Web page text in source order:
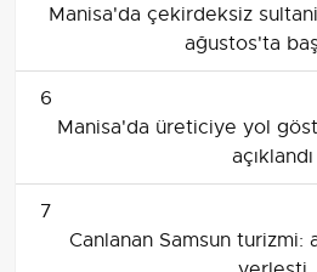
Manisa'da çekirdeksiz
ağustos'ta
6
Manisa'da üreticiye yol
açıklandı
7
Canlanan Samsun turizmi: